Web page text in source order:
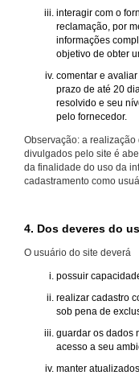
interagir com o
reclamação, por
informações
objetivo de obter
comentar e
prazo de até 20
resolvido e seu
pelo fornecedor.
Observação: a
divulgados pelo site é
da finalidade do uso da
cadastramento como
4. Dos deveres do
O usuário do site deverá
possuir
realizar cadastro
sob pena de
guardar os dados
acesso a seu
manter